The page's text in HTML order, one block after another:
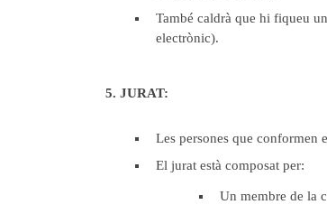
També caldrà que hi fiqueu
electrònic).
5. JURAT:
Les persones que conformen
El jurat està composat per:
Un membre de la